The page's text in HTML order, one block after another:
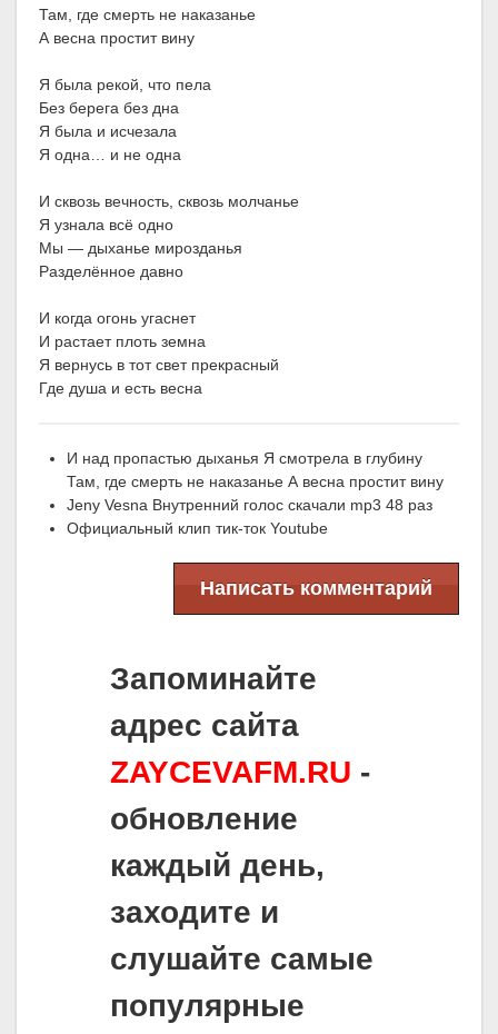
Там, где смерть не наказанье
А весна простит вину
Я была рекой, что пела
Без берега без дна
Я была и исчезала
Я одна… и не одна
И сквозь вечность, сквозь молчанье
Я узнала всё одно
Мы — дыханье мирозданья
Разделённое давно
И когда огонь угаснет
И растает плоть земна
Я вернусь в тот свет прекрасный
Где душа и есть весна
И над пропастью дыханья Я смотрела в глубину
Там, где смерть не наказанье А весна простит вину
Jeny Vesna Внутренний голос скачали mp3 48 раз
Официальный клип тик-ток Youtube
Написать комментарий
Запоминайте
адрес сайта
ZAYCEVAFM.RU -
обновление
каждый день,
заходите и
слушайте самые
популярные